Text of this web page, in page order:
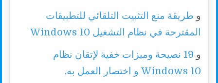
و طريقة منع التثبيت التلقائي للتطبيقات
المقترحة في نظام التشغيل Windows 10
و
19 نصيحة وميزات خفية لإتقان نظام
Windows 10 و اختصار العمل به.